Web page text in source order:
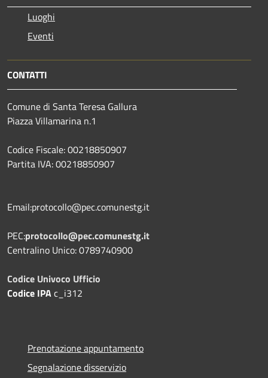
Luoghi
Eventi
CONTATTI
Comune di Santa Teresa Gallura
Piazza Villamarina n.1
Codice Fiscale: 00218850907
Partita IVA: 00218850907
Email:protocollo@pec.comunestg.it
PEC:protocollo@pec.comunestg.it
Centralino Unico: 0789740900
Codice Univoco Ufficio
Codice IPAc_i312
Prenotazione appuntamento
Segnalazione disservizio